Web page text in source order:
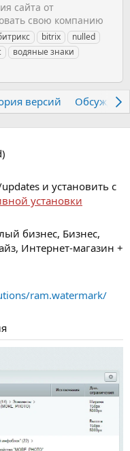
сайта от
свою компанию
bitrix
nulled
водяные знаки
версий
и установить с
установки
бизнес, Бизнес,
Интернет-магазин +
ram.watermark/